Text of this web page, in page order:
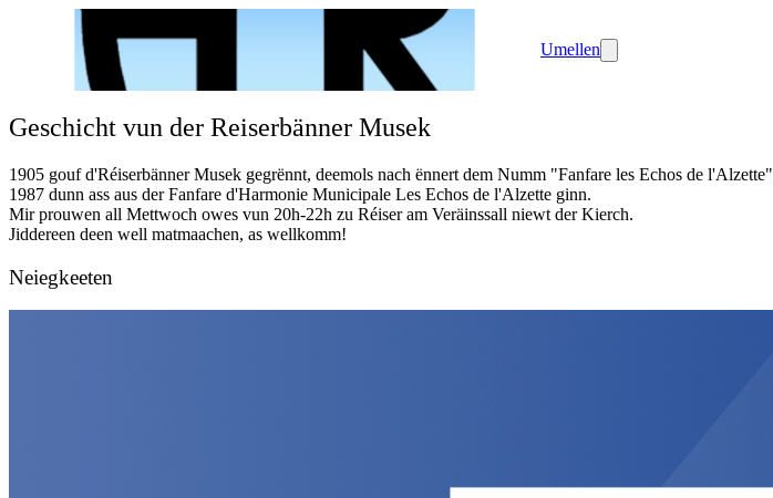
Harmonie Municipale Réiserbann
Umellen
Geschicht vun der Reiserbänner Musek
1905 gouf d'Réiserbänner Musek gegrënnt, deemols nach ënnert dem Numm "Fanfare les Echos de
1987 dunn ass aus der Fanfare d'Harmonie Municipale Les Echos de l'Alzette ginn.
Mir prouwen all Mettwoch owes vun 20h-22h zu Réiser am Veräinssall niewt der Kierch.
Jiddereen deen well matmaachen, as wellkomm!
Neiegkeeten